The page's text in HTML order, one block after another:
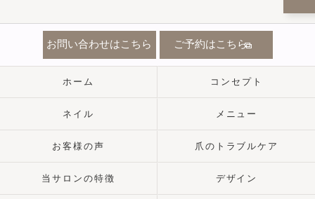
お問い合わせはこちら ご予約はこちら
ホーム コンセプト
ネイル メニュー
お客様の声 爪のトラブルケア
当サロンの特徴 デザイン